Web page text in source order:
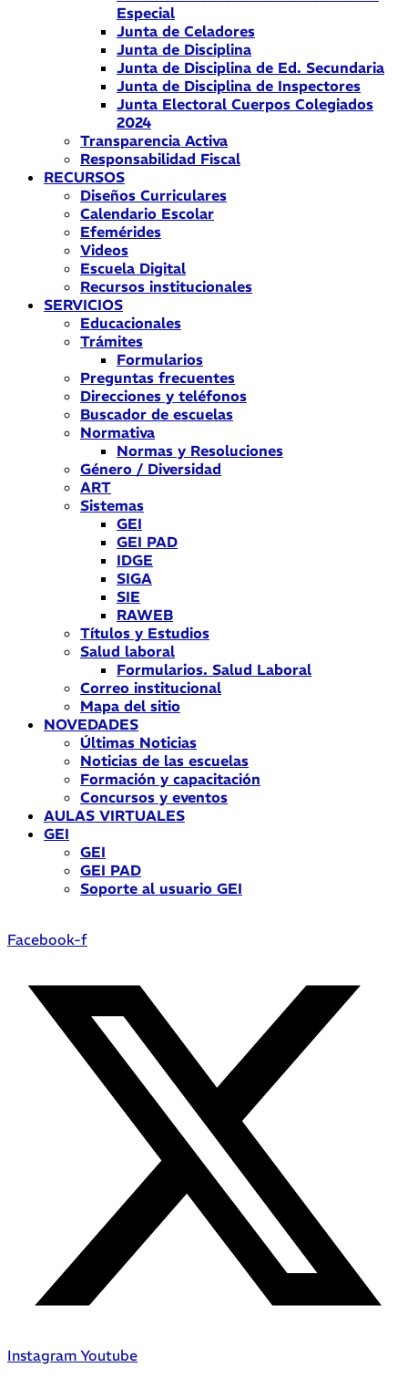
Especial
Junta de Celadores
Junta de Disciplina
Junta de Disciplina de Ed. Secundaria
Junta de Disciplina de Inspectores
Junta Electoral Cuerpos Colegiados
2024
Transparencia Activa
Responsabilidad Fiscal
RECURSOS
Diseños Curriculares
Calendario Escolar
Efemérides
Videos
Escuela Digital
Recursos institucionales
SERVICIOS
Educacionales
Trámites
Formularios
Preguntas frecuentes
Direcciones y teléfonos
Buscador de escuelas
Normativa
Normas y Resoluciones
Género / Diversidad
ART
Sistemas
GEI
GEI PAD
IDGE
SIGA
SIE
RAWEB
Títulos y Estudios
Salud laboral
Formularios. Salud Laboral
Correo institucional
Mapa del sitio
NOVEDADES
Últimas Noticias
Noticias de las escuelas
Formación y capacitación
Concursos y eventos
AULAS VIRTUALES
GEI
GEI
GEI PAD
Soporte al usuario GEI
Facebook-f
Instagram Youtube